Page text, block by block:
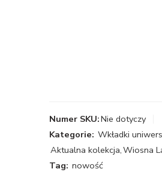
Numer SKU:Nie dotyczy
Kategorie: Wkładki
Aktualna kolekcja,Wiosna
Tag: nowość